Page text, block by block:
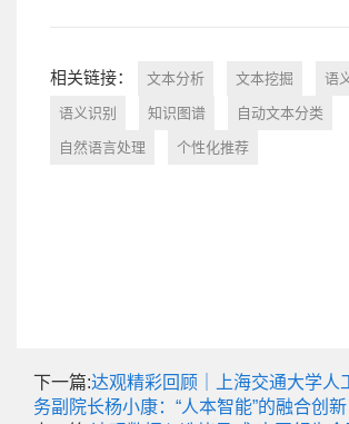
相关链接： 文本分析 文本挖掘 语
语义识别 知识图谱 自动文本分类
自然语言处理 个性化推荐
下一篇:达观精彩回顾｜上海交通大学人
务副院长杨小康：“人本智能”的融合创新